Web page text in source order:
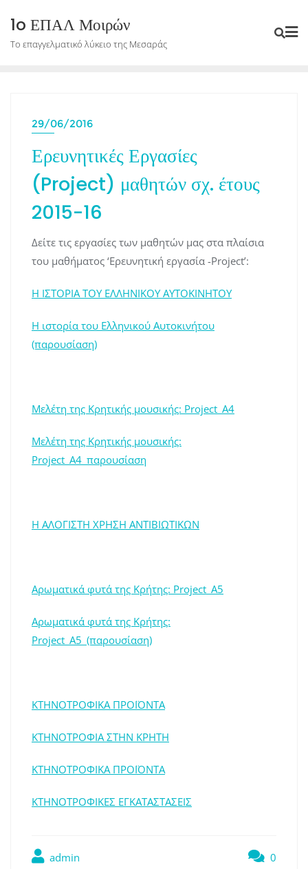
content
1o ΕΠΑΛ Μοιρών
Το επαγγελματικό λύκειο της Μεσαράς
29/06/2016
Ερευνητικές Εργασίες
(Project) μαθητών σχ. έτους
2015-16
Δείτε τις εργασίες των μαθητών μας στα πλαίσια
του μαθήματος ‘Ερευνητική εργασία -Project’:
Η ΙΣΤΟΡΙΑ ΤΟΥ ΕΛΛΗΝΙΚΟΥ ΑΥΤΟΚΙΝΗΤΟΥ
Η ιστορία του Ελληνικού Αυτοκινήτου
(παρουσίαση)
Μελέτη της Κρητικής μουσικής: Project_A4
Μελέτη της Κρητικής μουσικής:
Project_A4_παρουσίαση
Η ΑΛΟΓΙΣΤΗ ΧΡΗΣΗ ΑΝΤΙΒΙΩΤΙΚΩΝ
Αρωματικά φυτά της Κρήτης: Project_A5
Αρωματικά φυτά της Κρήτης:
Project_A5_(παρουσίαση)
ΚΤΗΝΟΤΡΟΦΙΚΑ ΠΡΟΪΟΝΤΑ
ΚΤΗΝΟΤΡΟΦΙΑ ΣΤΗΝ ΚΡΗΤΗ
ΚΤΗΝΟΤΡΟΦΙΚΑ ΠΡΟΪΟΝΤΑ
ΚΤΗΝΟΤΡΟΦΙΚΕΣ ΕΓΚΑΤΑΣΤΑΣΕΙΣ
admin 0